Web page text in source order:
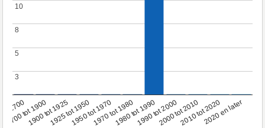
1700
1700 tot 1900
1900 tot 19251925 tot 19501950 tot 19701970 tot 19801980 tot 19901990 tot 20002000 tot 20102010 tot 20202020 en later
3
3
5
5
8
8
10
10